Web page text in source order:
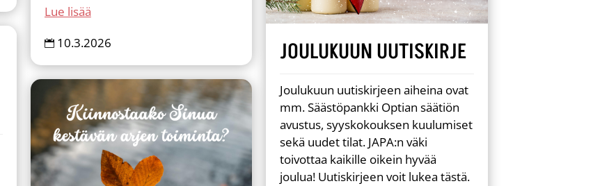
Lue lisää
 10.3.2026 JOULUKUUN UUTISKIRJE
Joulukuun uutiskirjeen aiheina ovat
mm. Säästöpankki Optian säätiön
avustus, syyskokouksen kuulumiset
sekä uudet tilat. JAPA:n väki
toivottaa kaikille oikein hyvää
joulua! Uutiskirjeen voit lukea tästä.